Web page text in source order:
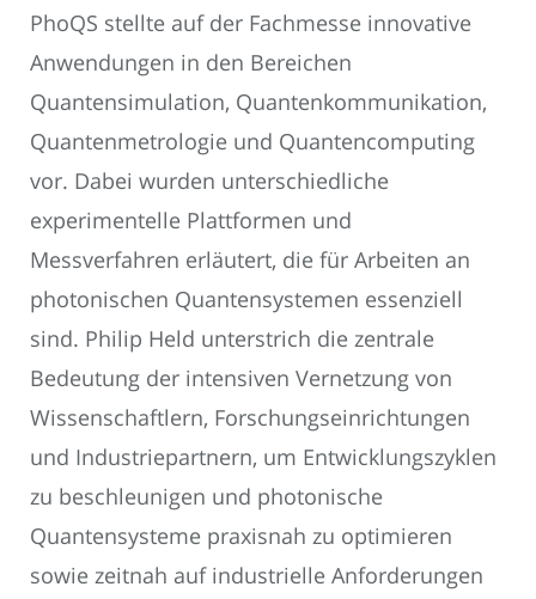
PhoQS stellte auf der Fachmesse innovative
Anwendungen in den Bereichen
Quantensimulation, Quantenkommunikation,
Quantenmetrologie und Quantencomputing
vor. Dabei wurden unterschiedliche
experimentelle Plattformen und
Messverfahren erläutert, die für Arbeiten an
photonischen Quantensystemen essenziell
sind. Philip Held unterstrich die zentrale
Bedeutung der intensiven Vernetzung von
Wissenschaftlern, Forschungseinrichtungen
und Industriepartnern, um Entwicklungszyklen
zu beschleunigen und photonische
Quantensysteme praxisnah zu optimieren
sowie zeitnah auf industrielle Anforderungen